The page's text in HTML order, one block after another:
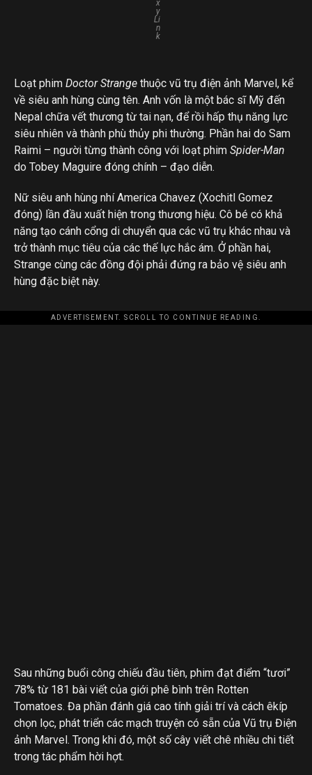
x
y
Li
n
k
Loạt phim Doctor Strange thuộc vũ trụ điện ảnh Marvel, kể
về siêu anh hùng cùng tên. Anh vốn là một bác sĩ Mỹ đến
Nepal chữa vết thương từ tai nạn, để rồi hấp thụ năng lực
siêu nhiên và thành phù thủy phi thường. Phần hai do Sam
Raimi – người từng thành công với loạt phim Spider-Man
do Tobey Maguire đóng chính – đạo diễn.
Nữ siêu anh hùng nhí America Chavez (Xochitl Gomez
đóng) lần đầu xuất hiện trong thương hiệu. Cô bé có khả
năng tạo cánh cổng di chuyển qua các vũ trụ khác nhau và
trở thành mục tiêu của các thế lực hắc ám. Ở phần hai,
Strange cùng các đồng đội phải đứng ra bảo vệ siêu anh
hùng đặc biệt này.
ADVERTISEMENT. SCROLL TO CONTINUE READING.
Sau những buổi công chiếu đầu tiên, phim đạt điểm “tươi”
78% từ 181 bài viết của giới phê bình trên Rotten
Tomatoes. Đa phần đánh giá cao tính giải trí và cách êkíp
chọn lọc, phát triển các mạch truyện có sẵn của Vũ trụ Điện
ảnh Marvel. Trong khi đó, một số cây viết chê nhiều chi tiết
trong tác phẩm hời hợt.